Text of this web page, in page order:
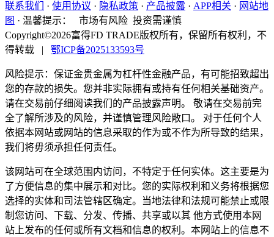
联系我们
· 使用协议 · 隐私政策 · 产品披露 · APP相关 · 网站地
图 · 温馨提示：
市场有风险 投资需谨慎
Copyright©2026富得FD TRADE版权所有，保留所有权利，不
得转载
| 鄂ICP备2025133593号
风险提示：保证金贵金属为杠杆性金融产品，有可能招致超出
您的存款的损失。您并非实际拥有或持有任何相关基础资产。
请在交易前仔细阅读我们的产品披露声明。 敬请在交易前完
全了解所涉及的风险，并谨慎管理风险敞口。 对于任何个人
依据本网站或网站的信息采取的作为或不作为所导致的结果，
我们将毋须承担任何责任。
该网站可在全球范围内访问，不特定于任何实体。这主要是为
了方便信息的集中展示和对比。您的实际权利和义务将根据您
选择的实体和司法管辖区确定。当地法律和法规可能禁止或限
制您访问、下载、分发、传播、共享或以其 他方式使用本网
站上发布的任何或所有文档和信息的权利。本网站上的信息不